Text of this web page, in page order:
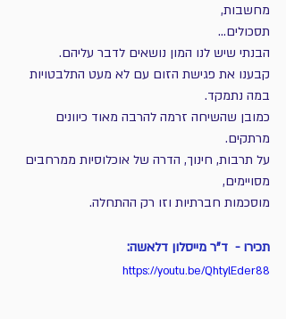
מחשבות,
תסכולים...
הבנתי שיש לנו המון נושאים לדבר עליהם.
קבענו את פגישת הזום עם לא מעט התלבטויות
במה נתמקד.
כמובן שהשיחה זרמה להרבה מאוד כיוונים
מרתקים.
על תרבות, חינוך, הדרה של אוכלוסיות ממרחבים
מסויימים,
מוסכמות חברתיות וזו רק ההתחלה.
תכירו -  ד"ר מייסלון דלאשה:
https://youtu.be/QhtylEder88